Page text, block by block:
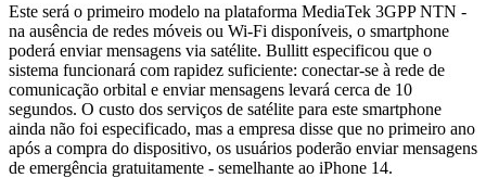
Este será o primeiro modelo na plataforma MediaTek 3GPP NTN -
na ausência de redes móveis ou Wi-Fi disponíveis, o smartphone
poderá enviar mensagens via satélite. Bullitt especificou que o
sistema funcionará com rapidez suficiente: conectar-se à rede de
comunicação orbital e enviar mensagens levará cerca de 10
segundos. O custo dos serviços de satélite para este smartphone
ainda não foi especificado, mas a empresa disse que no primeiro ano
após a compra do dispositivo, os usuários poderão enviar mensagens
de emergência gratuitamente - semelhante ao iPhone 14.